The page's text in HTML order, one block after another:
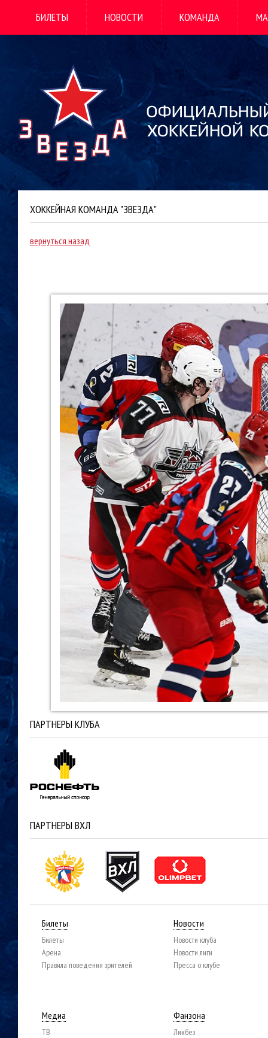
БИЛЕТЫ НОВОСТИ КОМАНДА
ХОККЕЙНАЯ КОМАНДА "ЗВЕЗДА"
вернуться назад
ПАРТНЕРЫ КЛУБА
ПАРТНЕРЫ ВХЛ
Билеты
Билеты
Арена
Правила поведения зрителей
Новости
Новости клуба
Новости лиги
Пресса о клубе
Медиа
ТВ
Фанзона
Ликбез